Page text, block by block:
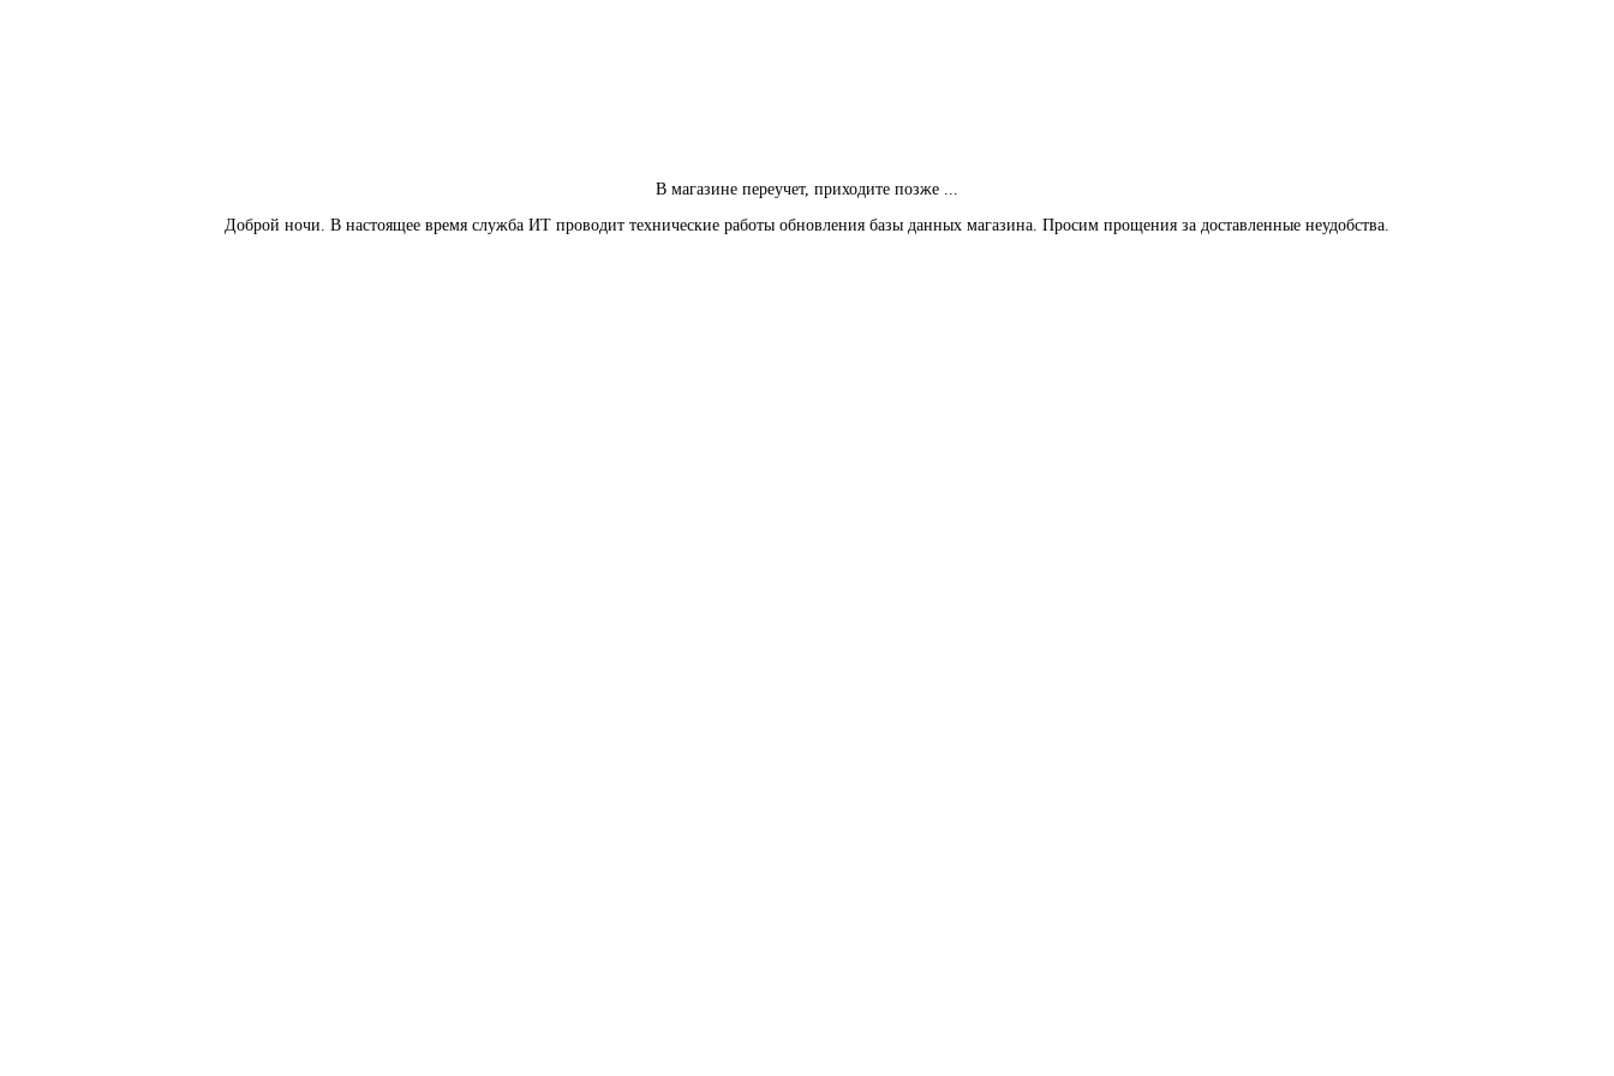
В магазине переучет, приходите позже ...
Доброй ночи. В настоящее время служба ИТ проводит технические работы обновления базы данных магазина. Просим прощения за доставленные неудобства.